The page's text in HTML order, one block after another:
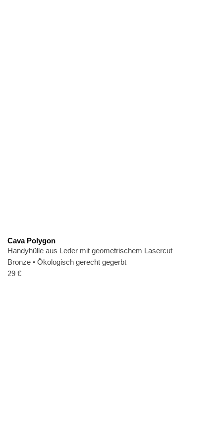
Cava Polygon
Handyhülle aus Leder mit geometrischem Lasercut
Bronze • Ökologisch gerecht gegerbt
29 €